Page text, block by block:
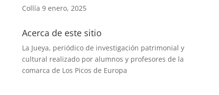
Collía 9 enero, 2025
Acerca de este sitio
La Jueya, periódico de investigación patrimonial y
cultural realizado por alumnos y profesores de la
comarca de Los Picos de Europa